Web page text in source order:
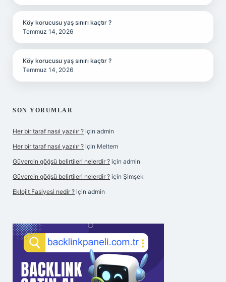
Köy korucusu yaş sınırı kaçtır ?
Temmuz 14, 2026
Köy korucusu yaş sınırı kaçtır ?
Temmuz 14, 2026
SON YORUMLAR
Her bir taraf nasıl yazılır ? için admin
Her bir taraf nasıl yazılır ? için Meltem
Güvercin göğsü belirtileri nelerdir ? için admin
Güvercin göğsü belirtileri nelerdir ? için Şimşek
Eklojit Fasiyesi nedir ? için admin